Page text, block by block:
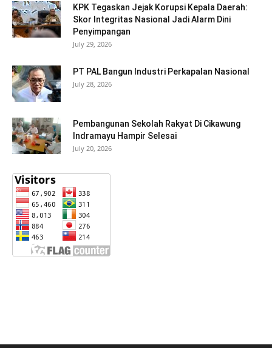
KPK Tegaskan Jejak Korupsi Kepala Daerah:
Skor Integritas Nasional Jadi Alarm Dini
Penyimpangan
July 29, 2026
PT PAL Bangun Industri Perkapalan Nasional
July 28, 2026
Pembangunan Sekolah Rakyat Di Cikawung
Indramayu Hampir Selesai
July 20, 2026